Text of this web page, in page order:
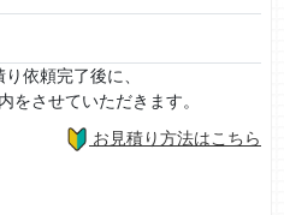
依頼完了後に、
をさせていただきます。
お見積り方法はこちら